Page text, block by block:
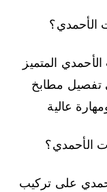
الأحمدي؟
المتميز
تفصيل مطابخ
عالية
الأحمدي؟
على تركيب